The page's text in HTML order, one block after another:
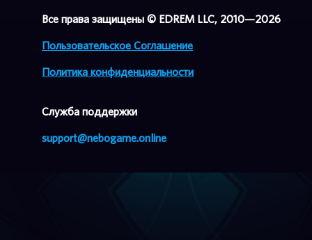
Все права защищены © EDREM LLC, 2010—2026
Пользовательское Соглашение
Политика конфиденциальности
Cлужба поддержки
support@nebogame.online